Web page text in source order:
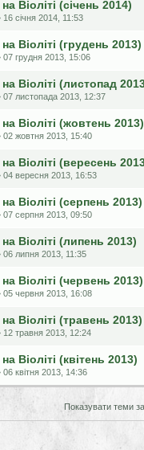
Віоліті (січень 2014)
16 січня 2014, 11:53
Віоліті (грудень 2013)
07 грудня 2013, 15:06
Віоліті (листопад
07 листопада 2013, 12:37
Віоліті (жовтень 2013)
02 жовтня 2013, 15:40
Віоліті (вересень
04 вересня 2013, 16:53
Віоліті (серпень 2013)
07 серпня 2013, 09:50
Віоліті (липень 2013)
06 липня 2013, 11:35
Віоліті (червень 2013)
05 червня 2013, 16:08
Віоліті (травень 2013)
12 травня 2013, 12:24
Віоліті (квітень 2013)
06 квітня 2013, 14:36
Показувати теми